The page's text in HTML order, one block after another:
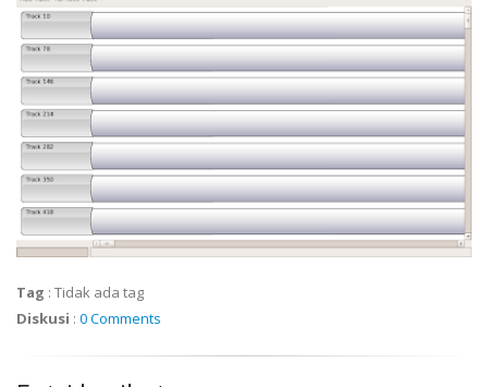
Tag : Tidak ada tag
Diskusi : 0 Comments